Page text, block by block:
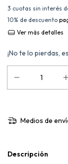
3 cuotas sin interés
10% de descuento
Ver más detalles
¡No te lo pierdas,
Medios de
Descripción